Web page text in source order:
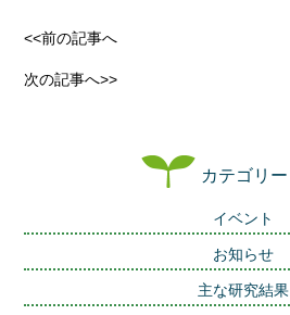
<<前の記事へ
次の記事へ>>
カテゴリ
イベント
お知らせ
主な研究結果